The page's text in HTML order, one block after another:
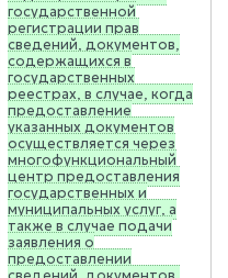
государственной
регистрации прав
сведений, документов,
содержащихся в
государственных
реестрах, в случае, когда
предоставление
указанных документов
осуществляется через
многофункциональный
центр предоставления
государственных и
муниципальных услуг, а
также в случае подачи
заявления о
предоставлении